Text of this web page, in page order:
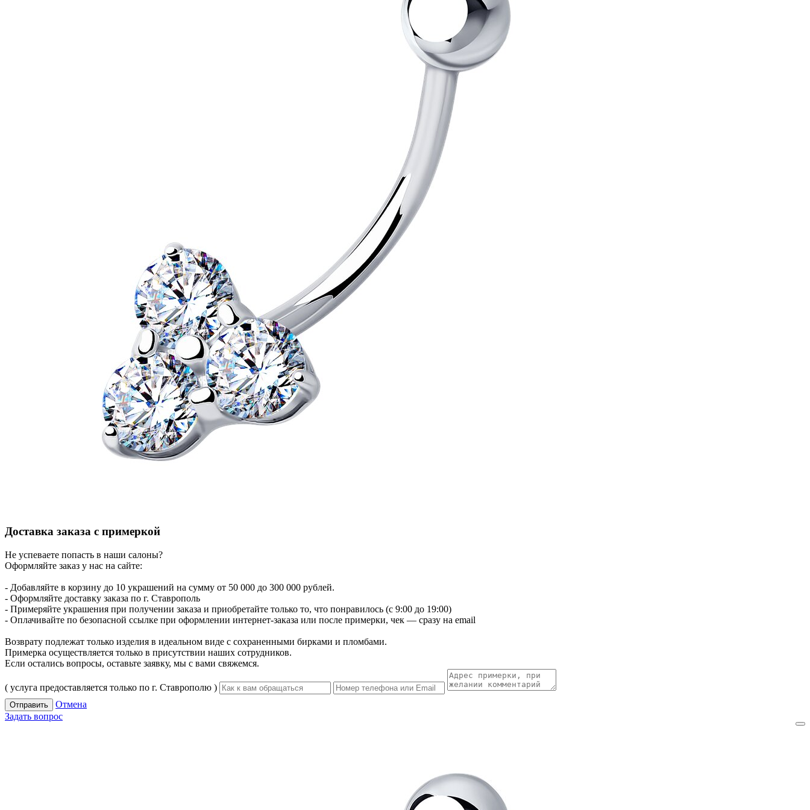
Доставка заказа с примеркой
Не успеваете попасть в наши салоны?
Оформляйте заказ у нас на сайте:
- Добавляйте в корзину до 10 украшений на сумму от 50 000 до 300 000 рублей.
- Оформляйте доставку заказа по г. Ставрополь
- Примеряйте украшения при получении заказа и приобретайте только то, что понравилось (с 9:00 до 19:00)
- Оплачивайте по безопасной ссылке при оформлении интернет-заказа или после примерки, чек — сразу на email
Возврату подлежат только изделия в идеальном виде с сохраненными бирками и пломбами.
Примерка осуществляется только в присутствии наших сотрудников.
Если остались вопросы, оставьте заявку, мы с вами свяжемся.
( услуга предоставляется только по г. Ставрополю )
Отправить
Отмена
Задать вопрос